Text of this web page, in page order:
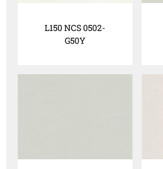
L150 NCS 0502-
G50Y